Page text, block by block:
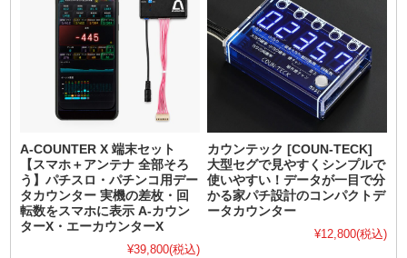
A-COUNTER X 端末セット
【スマホ＋アンテナ 全部そろ
う】パチスロ・パチンコ用デー
タカウンター 実機の差枚・回
転数をスマホに表示 A-カウン
ターX・エーカウンターX
¥39,800(税込)
カウンテック [COUN-TECK]
大型セグで見やすくシンプルで
使いやすい！データが一目で分
かる家パチ設計のコンパクトデ
ータカウンター
¥12,800(税込)